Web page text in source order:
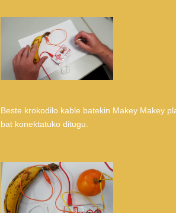
Beste krokodilo kable batekin Makey Makey
bat konektatuko ditugu.